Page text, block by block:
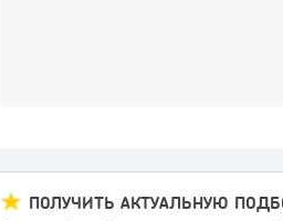
ПОЛУЧИТЬ АКТУАЛЬНУЮ